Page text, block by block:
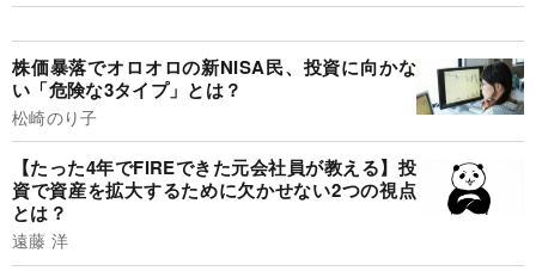
株価暴落でオロオロの新NISA民、投資に向かな
い「危険な3タイプ」とは？
松崎のり子
【たった4年でFIREできた元会社員が教える】投
資で資産を拡大するために欠かせない2つの視点
とは？
遠藤 洋